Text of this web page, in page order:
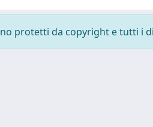
protetti da copyright e tutti i